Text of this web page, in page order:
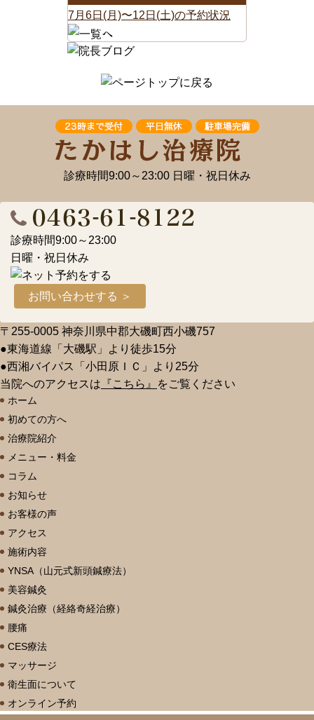
7月6日(月)〜12日(土)の予約状況
診療時間9:00～23:00 日曜・祝日休み
診療時間9:00～23:00
日曜・祝日休み
お問い合わせする ＞
〒255-0005 神奈川県中郡大磯町西小磯757
●東海道線「大磯駅」より徒歩15分
●西湘バイパス「小田原ＩＣ」より25分
当院へのアクセスは 『こちら』 をご覧ください
ホーム
初めての方へ
治療院紹介
メニュー・料金
コラム
お知らせ
お客様の声
アクセス
施術内容
YNSA（山元式新頭鍼療法）
美容鍼灸
鍼灸治療（経絡奇経治療）
腰痛
CES療法
マッサージ
衛生面について
オンライン予約